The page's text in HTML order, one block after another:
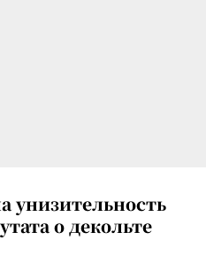
унизительность
о декольте